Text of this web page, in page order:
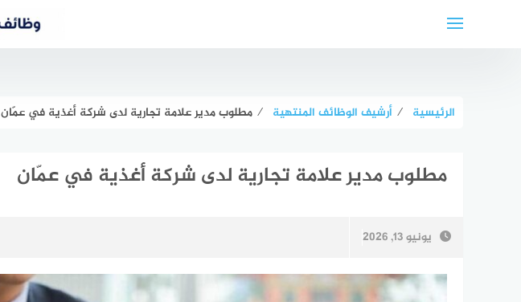
الرئيسية ⁄ أرشيف الوظائف المنتهية ⁄ مطلوب مدير علامة تجارية لدى شركة أغذية في عمّان
مطلوب مدير علامة تجارية لدى شركة أغذية في عمّان
يونيو 13, 2026